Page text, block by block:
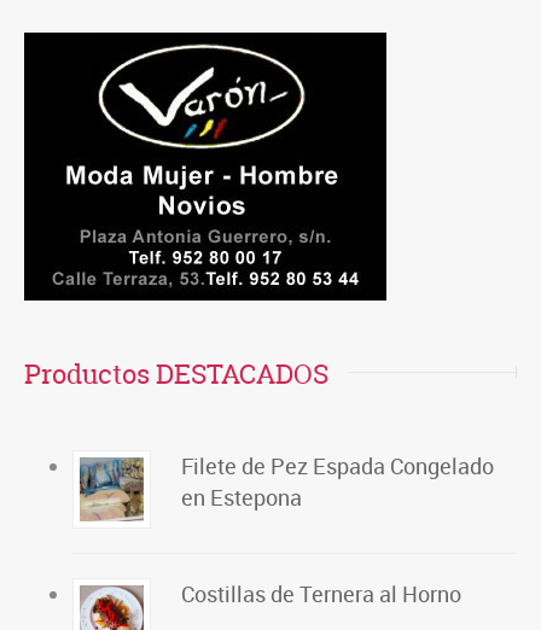
Productos DESTACADOS
Filete de Pez Espada Congelado
en Estepona
Costillas de Ternera al Horno